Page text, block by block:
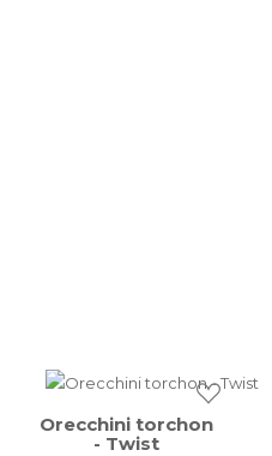
Orecchini torchon
- Twist